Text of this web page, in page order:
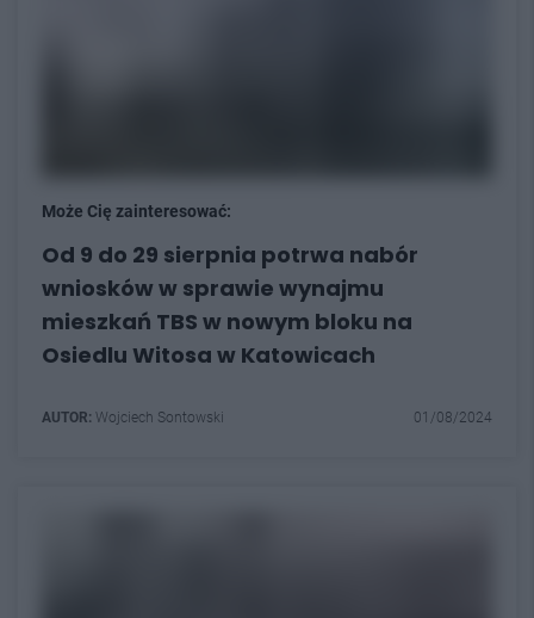
Może Cię zainteresować:
Od 9 do 29 sierpnia potrwa nabór
wniosków w sprawie wynajmu
mieszkań TBS w nowym bloku na
Osiedlu Witosa w Katowicach
AUTOR: Wojciech Sontowski 01/08/2024